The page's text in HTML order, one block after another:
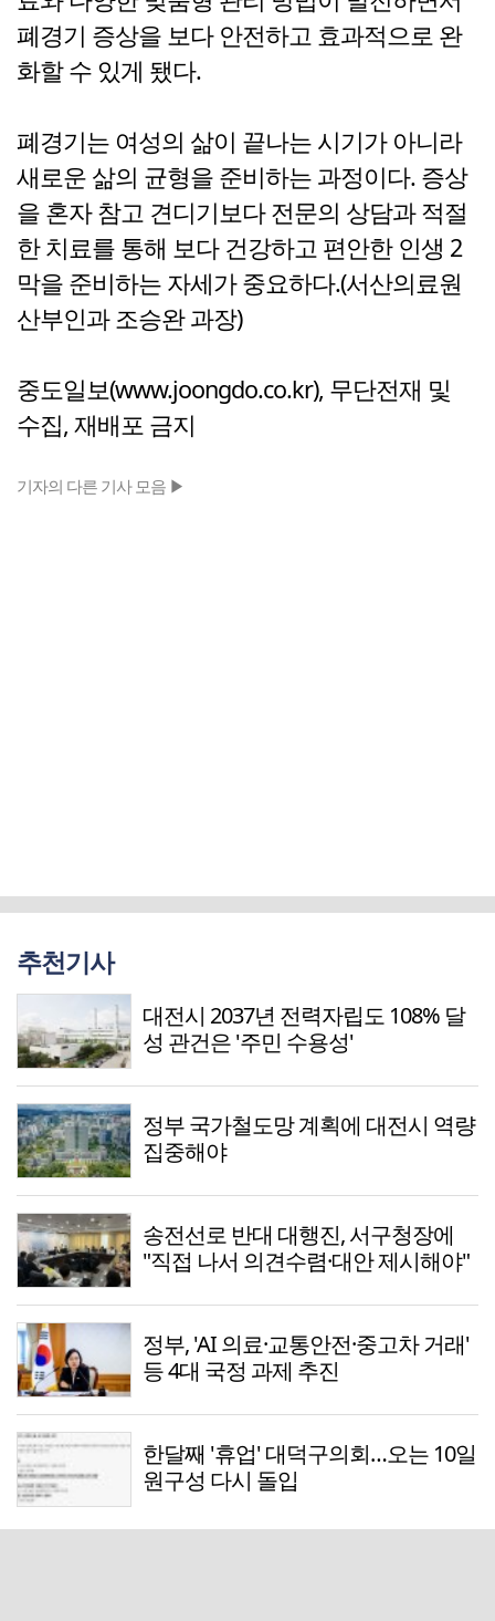
폐경기 증상을 보다 안전하고 효과적으로 완
화할 수 있게 됐다.
폐경기는 여성의 삶이 끝나는 시기가 아니라
새로운 삶의 균형을 준비하는 과정이다. 증상
을 혼자 참고 견디기보다 전문의 상담과 적절
한 치료를 통해 보다 건강하고 편안한 인생 2
막을 준비하는 자세가 중요하다.(서산의료원
산부인과 조승완 과장)
중도일보(www.joongdo.co.kr), 무단전재 및
수집, 재배포 금지
기자의 다른 기사 모음 ▶
추천기사
대전시 2037년 전력자립도 108% 달
성 관건은 '주민 수용성'
정부 국가철도망 계획에 대전시 역량
집중해야
송전선로 반대 대행진, 서구청장에
"직접 나서 의견수렴·대안 제시해야"
정부, 'AI 의료·교통안전·중고차 거래'
등 4대 국정 과제 추진
한달째 '휴업' 대덕구의회…오는 10일
원구성 다시 돌입